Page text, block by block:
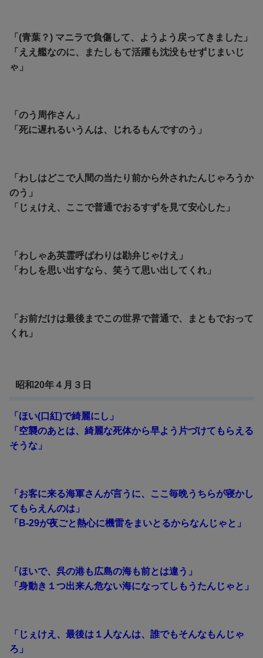
「(青葉？) マニラで負傷して、ようよう戻ってきました」
「ええ艦なのに、またしもて活躍も沈没もせずじまいじ
ゃ」
「のう周作さん」
「死に遅れるいうんは、じれるもんですのう」
「わしはどこで人間の当たり前から外されたんじゃろうか
のう」
「じぇけえ、ここで普通でおるすずを見て安心した」
「わしゃあ英霊呼ばわりは勘弁じゃけえ」
「わしを思い出すなら、笑うて思い出してくれ」
「お前だけは最後までこの世界で普通で、まともでおって
くれ」
昭和20年４月３日
「ほい(口紅)で綺麗にし」
「空襲のあとは、綺麗な死体から早よう片づけてもらえる
そうな」
「お客に来る海軍さんが言うに、ここ毎晩うちらが寝かし
てもらえんのは」
「B-29が夜ごと熱心に機雷をまいとるからなんじゃと」
「ほいで、呉の港も広島の海も前とは違う」
「身動き１つ出来ん危ない海になってしもうたんじゃと」
「じぇけえ、最後は１人なんは、誰でもそんなもんじゃ
ろ」